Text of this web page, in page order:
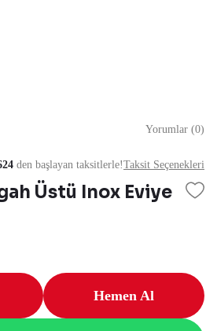
Yorumlar (0)
Üstü Inox Eviye
den başlayan taksitlerle!Taksit Seçenekleri
Hemen Al